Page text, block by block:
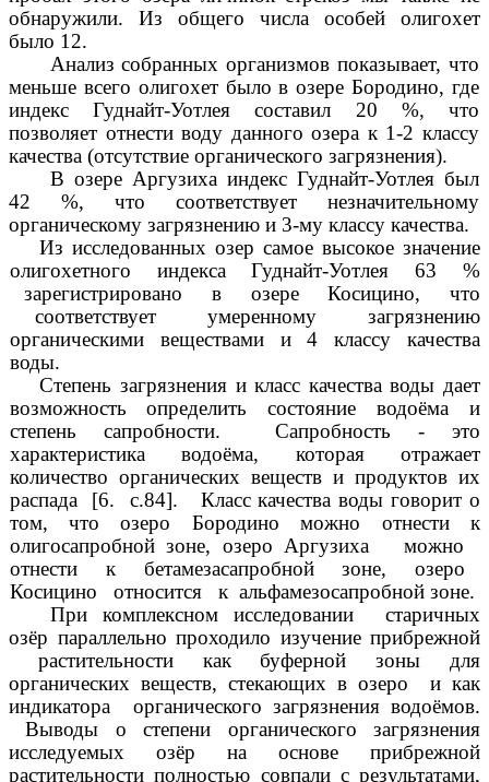
обнаружили. Из общего числа особей олигохет
было 12.
Анализ собранных организмов показывает, что
меньше всего олигохет было в озере Бородино, где
индекс Гуднайт-Уотлея составил 20 %, что
позволяет отнести воду данного озера к 1-2 классу
качества (отсутствие органического загрязнения).
В озере Аргузиха индекс Гуднайт-Уотлея был
42 %, что соответствует незначительному
органическому загрязнению и 3-му классу качества.
Из исследованных озер самое высокое значение
олигохетного индекса Гуднайт-Уотлея 63 %
зарегистрировано в озере Косицино, что
соответствует умеренному загрязнению
органическими веществами и 4 классу качества
воды.
Степень загрязнения и класс качества воды дает
возможность определить состояние водоёма и
степень сапробности. Сапробность - это
характеристика водоёма, которая отражает
количество органических веществ и продуктов их
распада [6. с.84]. Класс качества воды говорит о
том, что озеро Бородино можно отнести к
олигосапробной зоне, озеро Аргузиха можно
отнести к бетамезасапробной зоне, озеро
Косицино относится к альфамезосапробной зоне.
При комплексном исследовании старичных
озёр параллельно проходило изучение прибрежной
растительности как буферной зоны для
органических веществ, стекающих в озеро и как
индикатора органического загрязнения водоёмов.
Выводы о степени органического загрязнения
исследуемых озёр на основе прибрежной
растительности полностью совпали с результатами,